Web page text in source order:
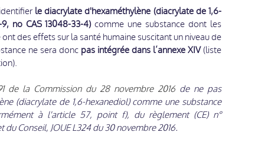
le diacrylate d'hexaméthylène (diacrylate de 1,6-
9, no CAS 13048-33-4)comme une substance dont les
des effets sur la santé humaine suscitant un niveau de
ne sera donc pas intégrée dans l’annexe XIV(liste
de la Commission du 28 novembre 2016 de ne pas
(diacrylate de 1,6-hexanediol) comme une substance
à l'article 57, point f), du règlement (CE) n°
Conseil, JOUE L324 du 30 novembre 2016.